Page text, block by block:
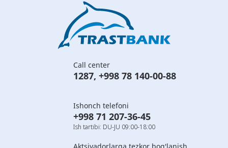
Call center
1287, +998 78 140-00-88
Ishonch telefoni
+998 71 207-36-45
Ish tartibi: DU-JU 09:00-18:00
Aktsiyadorlarga tezkor bog'lanish